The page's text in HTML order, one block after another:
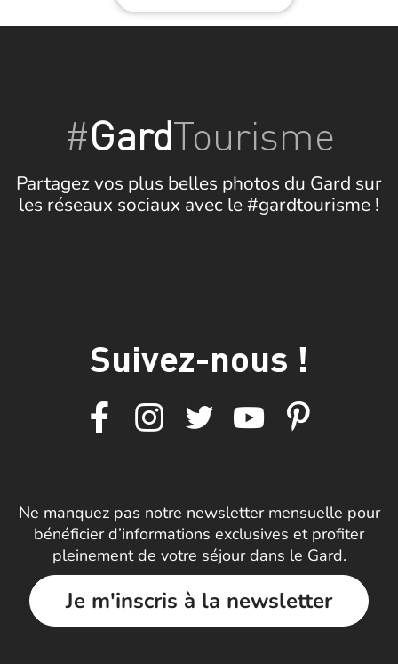
#GardTourisme
Partagez vos plus belles photos du Gard sur
les réseaux sociaux avec le #gardtourisme !
Suivez-nous !
Ne manquez pas notre newsletter mensuelle pour
bénéficier d’informations exclusives et profiter
pleinement de votre séjour dans le Gard.
Je m'inscris à la newsletter